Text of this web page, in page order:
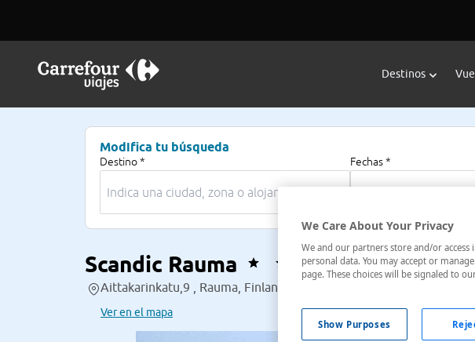
Destinos
Modifica tu búsqueda
Destino * Fechas *
Scandic Rauma
Aittakarinkatu,9 , Rauma, Finlandia occidental, Finlandia
Ver en el mapa
We Care About Your Privacy
We and our partners store and/or access
personal data. You may accept or
page. These choices will be signaled to
Show Purposes